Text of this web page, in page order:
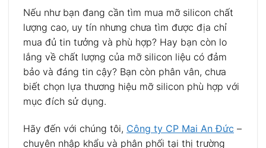
Nếu như bạn đang cần tìm mua mỡ silicon chất
lượng cao, uy tín nhưng chưa tìm được địa chỉ
mua đủ tin tưởng và phù hợp? Hay bạn còn lo
lắng về chất lượng của mỡ silicon liệu có đảm
bảo và đáng tin cậy? Bạn còn phân vân, chưa
biết chọn lựa thương hiệu mỡ silicon phù hợp với
mục đích sử dụng.
Hãy đến với chúng tôi, Công ty CP Mai An Đức –
chuyên nhập khẩu và phân phối tại thị trường